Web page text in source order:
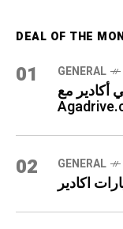
DEAL OF THE
01 GENERAL
أكادير مع
02 GENERAL
اكادير